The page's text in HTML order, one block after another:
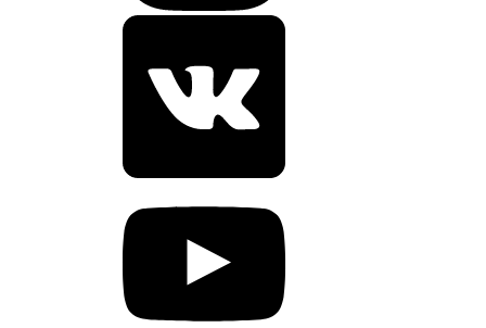
в Иркутске